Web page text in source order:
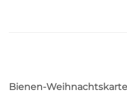
Bienen-